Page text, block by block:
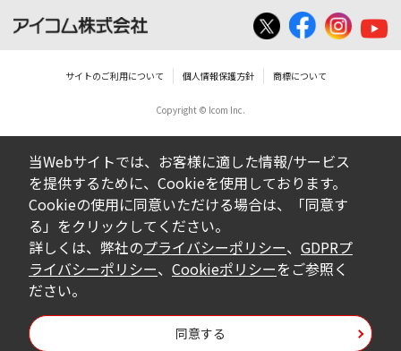
サイトのご利用について 個人情報保護方針 商標について
Copyright © Icom Inc.
当Webサイトでは、お客様に適した情報/サービス
を提供するために、Cookieを使用しております。
Cookieの使用に同意いただける場合は、「同意す
る」をクリックしてください。
詳しくは、弊社のプライバシーポリシー、 GDPRプ
ライバシーポリシー、 Cookieポリシーをご参照く
ださい。
同意する